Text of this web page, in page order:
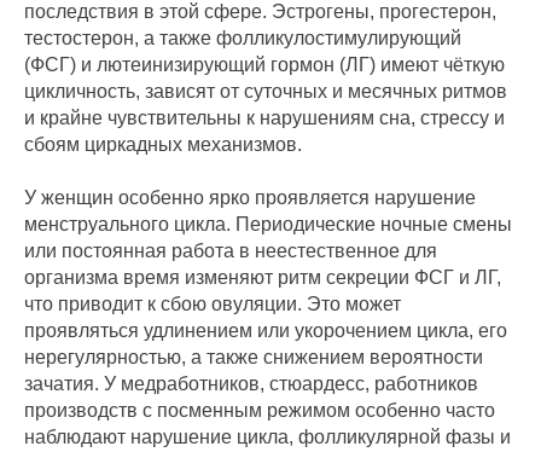
последствия в этой сфере. Эстрогены, прогестерон,
тестостерон, а также фолликулостимулирующий
(ФСГ) и лютеинизирующий гормон (ЛГ) имеют чёткую
цикличность, зависят от суточных и месячных ритмов
и крайне чувствительны к нарушениям сна, стрессу и
сбоям циркадных механизмов.
У женщин особенно ярко проявляется нарушение
менструального цикла. Периодические ночные смены
или постоянная работа в неестественное для
организма время изменяют ритм секреции ФСГ и ЛГ,
что приводит к сбою овуляции. Это может
проявляться удлинением или укорочением цикла, его
нерегулярностью, а также снижением вероятности
зачатия. У медработников, стюардесс, работников
производств с посменным режимом особенно часто
наблюдают нарушение цикла, фолликулярной фазы и